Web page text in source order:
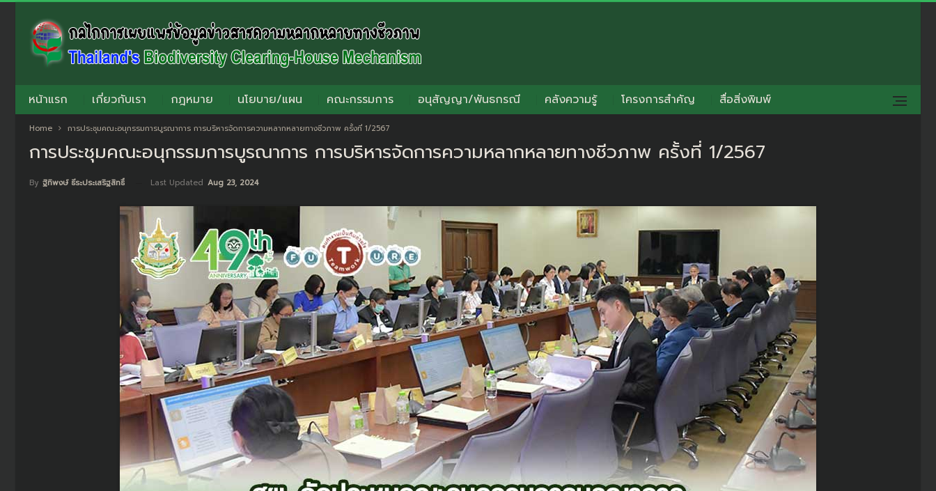
หน้าแรก เกี่ยวกับเรา กฎหมาย นโยบาย/แผน คณะกรรมการ อนุสัญญา/พันธกรณี คลังความรู้ โครงการสำคัญ สื่อสิ่งพิมพ์
Home การประชุมคณะอนุกรรมการบูรณาการ การบริหารจัดการความหลากหลายทางชีวภาพ ครั้งที่ 1/2567
การประชุมคณะอนุกรรมการบูรณาการ การบริหารจัดการความหลากหลายทางชีวภาพ ครั้งที่ 1/2567
By ฐิทิพงษ์ ธีระประเสริฐสิทธิ์ Last Updated Aug 23, 2024